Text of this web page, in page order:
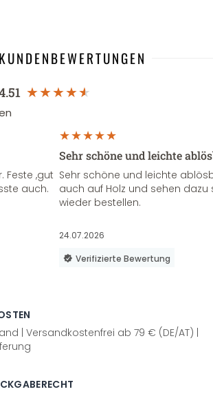
KUNDENBEWERTUNGEN
Feste ,gut
auch.
Sehr schöne und leichte
Sehr schöne und leichte
auch auf Holz und sehen
wieder bestellen.
24.07.2026
Verifizierte Bewertung
| Versandkostenfrei ab 79 € (DE/AT) |